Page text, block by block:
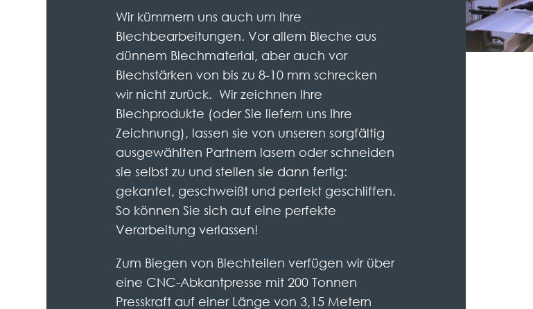
Wir kümmern uns auch um Ihre
Blechbearbeitungen. Vor allem Bleche aus
dünnem Blechmaterial, aber auch vor
Blechstärken von bis zu 8-10 mm schrecken
wir nicht zurück. Wir zeichnen Ihre
Blechprodukte (oder Sie liefern uns Ihre
Zeichnung), lassen sie von unseren sorgfältig
ausgewählten Partnern lasern oder schneiden
sie selbst zu und stellen sie dann fertig:
gekantet, geschweißt und perfekt geschliffen.
So können Sie sich auf eine perfekte
Verarbeitung verlassen!
Zum Biegen von Blechteilen verfügen wir über
eine CNC-Abkantpresse mit 200 Tonnen
Presskraft auf einer Länge von 3,15 Metern